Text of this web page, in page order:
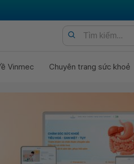
Vinmec Chuyên trang sức khoẻ